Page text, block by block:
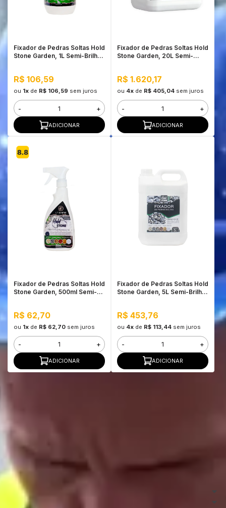
Fixador de Pedras Soltas Hold
Stone Garden, 1L Semi-Brilho
R$ 106,59
ou 1xde R$ 106,59 sem juros
- +
ADICIONAR
Fixador de Pedras Soltas Hold
Stone Garden, 20L Semi-
R$ 1.620,17
ou 4xde R$ 405,04 sem juros
- +
ADICIONAR
Fixador de Pedras Soltas Hold
Stone Garden, 500ml Semi-
R$ 62,70
ou 1xde R$ 62,70 sem juros
- +
ADICIONAR
Fixador de Pedras Soltas Hold
Stone Garden, 5L Semi-Brilho
R$ 453,76
ou 4xde R$ 113,44 sem juros
- +
ADICIONAR
Atendimento
(11) 4067-8086
(11) 91590-2455
comercial@escutaoveio.com
Segunda - Sexta: 08:00 ~ 17:30
Institucional
Ajuda e Suporte